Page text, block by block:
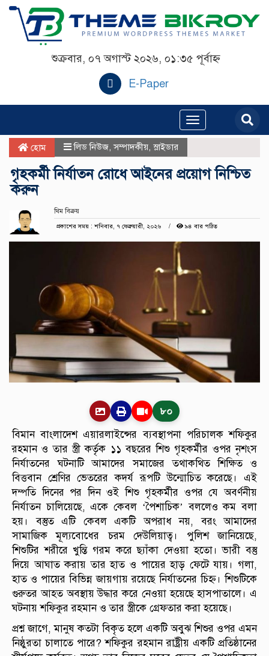
শুক্রবার, ০৭ অগাস্ট ২০২৬, ০১:৩৫ পূর্বাহ্ন
E-Paper
Toggle
navigation
হোম লিড নিউজ,সম্পাদকীয়, স্লাইডার
গৃহকর্মী নির্যাতন রোধে আইনের প্রয়োগ নিশ্চিত
করুন
থিম বিক্রয়
প্রকাশের সময় : শনিবার, ৭ ফেব্রুয়ারী, ২০২৬
৯৪ বার পঠিত
৮০
বিমান বাংলাদেশ এয়ারলাইন্সের ব্যবস্থাপনা পরিচালক শফিকুর
রহমান ও তার স্ত্রী কর্তৃক ১১ বছরের শিশু গৃহকর্মীর ওপর নৃশংস
নির্যাতনের ঘটনাটি আমাদের সমাজের তথাকথিত শিক্ষিত ও
বিত্তবান শ্রেণির ভেতরের কদর্য রূপটি উন্মোচিত করেছে। এই
দম্পতি দিনের পর দিন ওই শিশু গৃহকর্মীর ওপর যে অবর্ণনীয়
নির্যাতন চালিয়েছে, একে কেবল ‘পৈশাচিক’ বললেও কম বলা
হয়। বস্তুত এটি কেবল একটি অপরাধ নয়, বরং আমাদের
সামাজিক মূল্যবোধের চরম দেউলিয়াত্ব। পুলিশ জানিয়েছে,
শিশুটির শরীরে খুন্তি গরম করে ছ্যাঁকা দেওয়া হতো। ভারী বস্তু
দিয়ে আঘাত করায় তার হাত ও পায়ের হাড় ফেটে যায়। গলা,
হাত ও পায়ের বিভিন্ন জায়গায় রয়েছে নির্যাতনের চিহ্ন। শিশুটিকে
গুরুতর আহত অবস্থায় উদ্ধার করে নেওয়া হয়েছে হাসপাতালে। এ
ঘটনায় শফিকুর রহমান ও তার স্ত্রীকে গ্রেফতার করা হয়েছে।
প্রশ্ন জাগে, মানুষ কতটা বিকৃত হলে একটি অবুঝ শিশুর ওপর এমন
নিষ্ঠুরতা চালাতে পারে? শফিকুর রহমান রাষ্ট্রীয় একটি প্রতিষ্ঠানের